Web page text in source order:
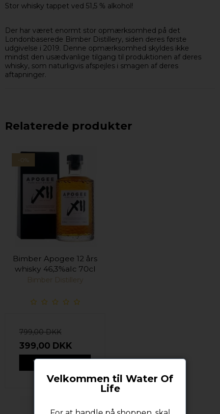
Stor whisky tappet ved 51,5 % alkohol!
Der har været enormt stor opmærksomhed på det
Londonbaserede Bimber Distillery, siden deres første
udgivelse i 2019. Denne opmærksomhed skyldes ikke
mindst den usædvanlige tilgang til produktionen af deres
whisky, som naturligvis afspejles i smagen af deres
aftapninger.
Relaterede produkter
-0%
Bimber Apogee 12 års
whisky 46,3%alc 70cl
Bimber Distillery
799,00 DKK
399,00 DKK
VIS PRODUKT
Velkommen til Water Of
Life